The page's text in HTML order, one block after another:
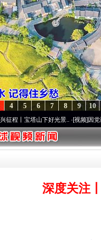
10
9
8
7
6
5
4
山下好光景..·[视频]因党而生 为党
深度关注